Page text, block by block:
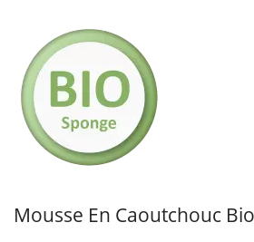
Mousse En Caoutchouc